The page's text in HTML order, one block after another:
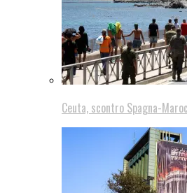
Ceuta, scontro Spagna-